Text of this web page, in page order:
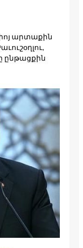
արտաքին
ընթացքին